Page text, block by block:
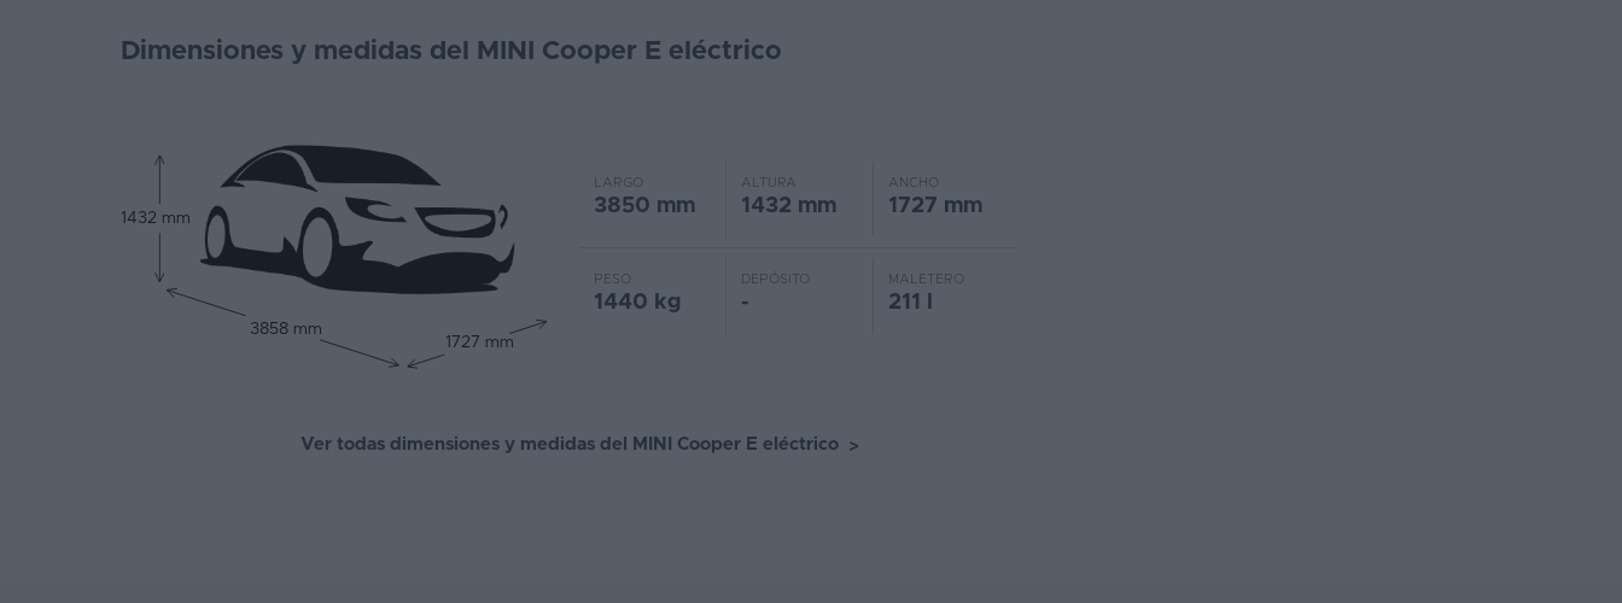
Dimensiones y medidas del MINI Cooper E eléctrico
1432 mm
3858 mm
1727 mm
LARGO
3850 mm
ALTURA
1432 mm
ANCHO
1727 mm
PESO
1440 kg
DEPÓSITO
-
MALETERO
211 l
Ver todas dimensiones y medidas del MINI Cooper E eléctrico >